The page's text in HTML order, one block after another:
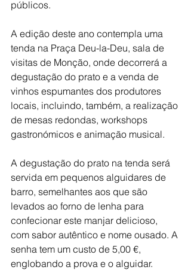
públicos.
A edição deste ano contempla uma
tenda na Praça Deu-la-Deu, sala de
visitas de Monção, onde decorrerá a
degustação do prato e a venda de
vinhos espumantes dos produtores
locais, incluindo, também, a realização
de mesas redondas, workshops
gastronómicos e animação musical.
A degustação do prato na tenda será
servida em pequenos alguidares de
barro, semelhantes aos que são
levados ao forno de lenha para
confecionar este manjar delicioso,
com sabor autêntico e nome ousado. A
senha tem um custo de 5,00 €,
englobando a prova e o alguidar.